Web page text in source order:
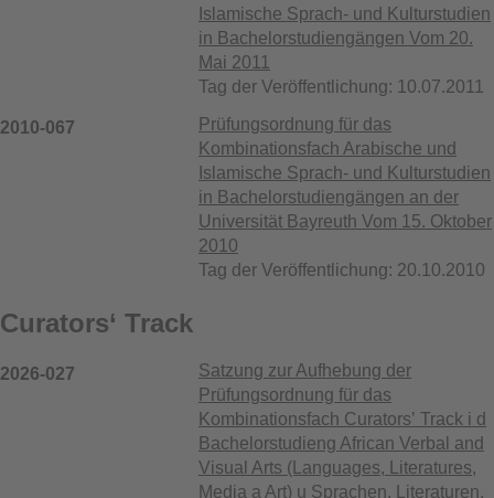
Islamische Sprach- und Kulturstudien
in Bachelorstudiengängen Vom 20.
Mai 2011
Tag der Veröffentlichung: 10.07.2011
2010-067
Prüfungsordnung für das
Kombinationsfach Arabische und
Islamische Sprach- und Kulturstudien
in Bachelorstudiengängen an der
Universität Bayreuth Vom 15. Oktober
2010
Tag der Veröffentlichung: 20.10.2010
Curators‘ Track
2026-027
Satzung zur Aufhebung der
Prüfungsordnung für das
Kombinationsfach Curatorsʼ Track i d
Bachelorstudieng African Verbal and
Visual Arts (Languages, Literatures,
Media a Art) u Sprachen, Literaturen,